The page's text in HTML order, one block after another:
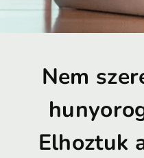
Nem
Elhoztuk